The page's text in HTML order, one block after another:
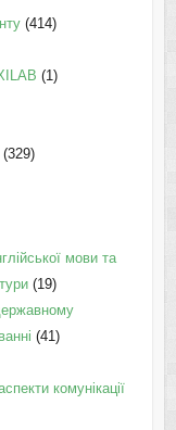
(414)
(1)
мови та
(19)
(41)
комунікації